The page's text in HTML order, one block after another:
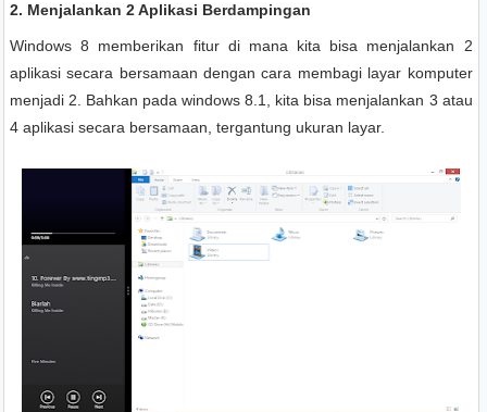
2. Menjalankan 2 Aplikasi Berdampingan
Windows 8 memberikan fitur di mana kita bisa menjalankan 2
aplikasi secara bersamaan dengan cara membagi layar komputer
menjadi 2. Bahkan pada windows 8.1, kita bisa menjalankan 3 atau
4 aplikasi secara bersamaan, tergantung ukuran layar.